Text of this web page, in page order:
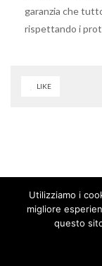
garanzia che
rispettando i
LIKE
Novembre 2020
Utilizziamo i
migliore
questo